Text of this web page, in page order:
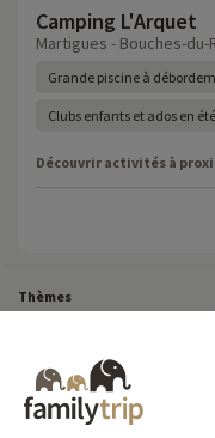
Camping L'Arquet
Martigues - Bouches-du-
Grande piscine à
Clubs enfants et ados en été
Découvrir activités à
Thèmes
Court séjour de dernière minute
Court séjour Insolite
Destinations